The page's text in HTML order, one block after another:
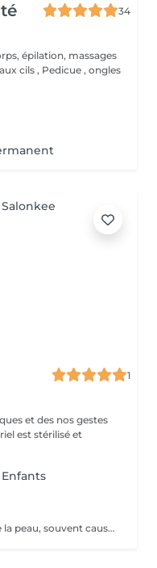
34
épilation, massages
cils , Pedicue , ongles
1
et des nos gestes
Les cors sont des épaississements de la peau, souvent causés par la pression ou le frottement répétés. Le traitement des cors implique généralement un adoucissement de la peau à l'aide de bains de pieds chauds, suivis d'un limage doux pour éliminer la couche de peau dure. Des coussinets protecteurs peuvent également être utilisés pour prévenir leur réapparition.